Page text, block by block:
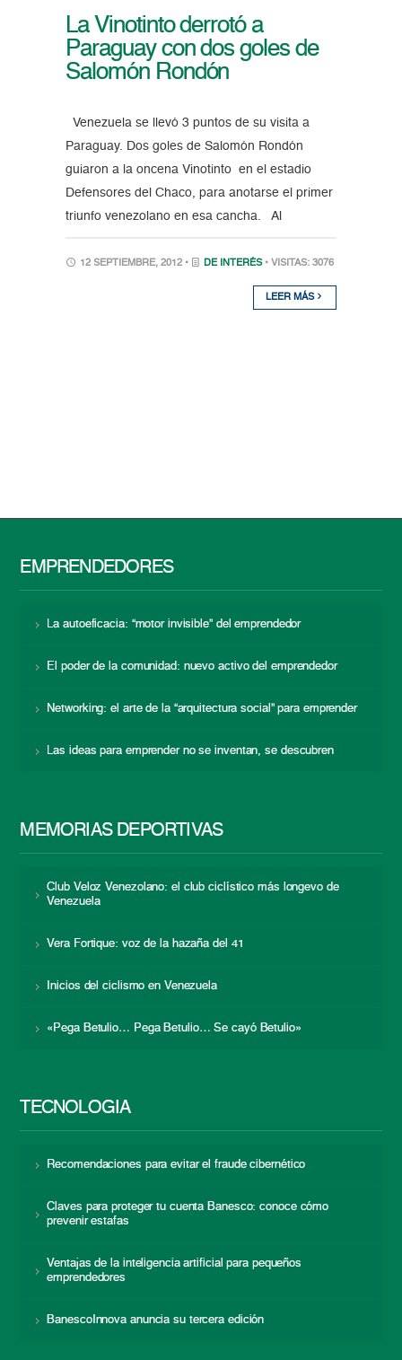
La Vinotinto derrotó a
Paraguay con dos goles de
Salomón Rondón
Venezuela se llevó 3 puntos de su visita a
Paraguay. Dos goles de Salomón Rondón
guiaron a la oncena Vinotinto en el estadio
Defensores del Chaco, para anotarse el primer
triunfo venezolano en esa cancha. Al
12 SEPTIEMBRE, 2012 • DE INTERÉS • VISITAS: 3076
LEER MÁS
EMPRENDEDORES
La autoeficacia: “motor invisible” del emprendedor
El poder de la comunidad: nuevo activo del emprendedor
Networking: el arte de la “arquitectura social” para emprender
Las ideas para emprender no se inventan, se descubren
MEMORIAS DEPORTIVAS
Club Veloz Venezolano: el club ciclístico más longevo de
Venezuela
Vera Fortique: voz de la hazaña del 41
Inicios del ciclismo en Venezuela
«Pega Betulio… Pega Betulio… Se cayó Betulio»
TECNOLOGÍA
Recomendaciones para evitar el fraude cibernético
Claves para proteger tu cuenta Banesco: conoce cómo
prevenir estafas
Ventajas de la inteligencia artificial para pequeños
emprendedores
BanescoInnova anuncia su tercera edición